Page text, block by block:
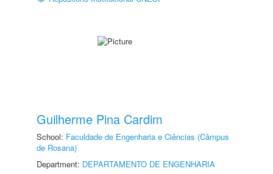
Guilherme Pina Cardim
School: Faculdade de Engenharia e Ciências (Câmpus
de Rosana)
Department: DEPARTAMENTO DE ENGENHARIA